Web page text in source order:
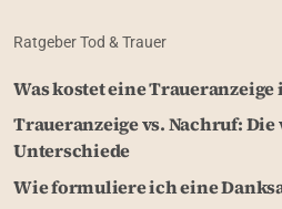
Ratgeber Tod & Trauer
Was kostet eine Traueranzeige
Traueranzeige vs. Nachruf:
Unterschiede
Wie formuliere ich eine